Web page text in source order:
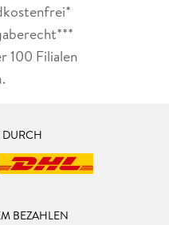
100 Filialen
DURCH
BEZAHLEN